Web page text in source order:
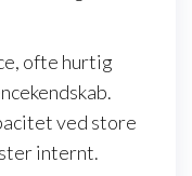
ofte hurtig
ved store
internt.